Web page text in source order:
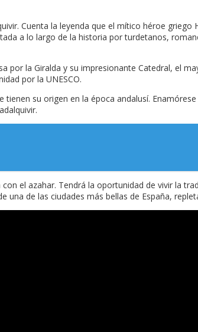
Cuenta la leyenda que el mítico héroe
a lo largo de la historia por turdetanos,
por la Giralda y su impresionante Catedral, el
por la UNESCO.
su origen en la época andalusí.
el azahar. Tendrá la oportunidad de vivir la
de las ciudades más bellas de España,